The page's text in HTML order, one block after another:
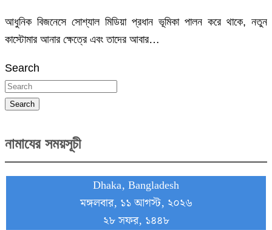
আধুনিক বিজনেসে সোশ্যাল মিডিয়া প্রধান ভূমিকা পালন করে থাকে, নতুন
কাস্টোমার আনার ক্ষেত্রে এবং তাদের আবার…
Search
Search
নামাযের সময়সূচী
Dhaka, Bangladesh
মঙ্গলবার, ১১ আগস্ট, ২০২৬
২৮ সফর, ১৪৪৮